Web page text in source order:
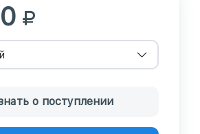
о поступлении